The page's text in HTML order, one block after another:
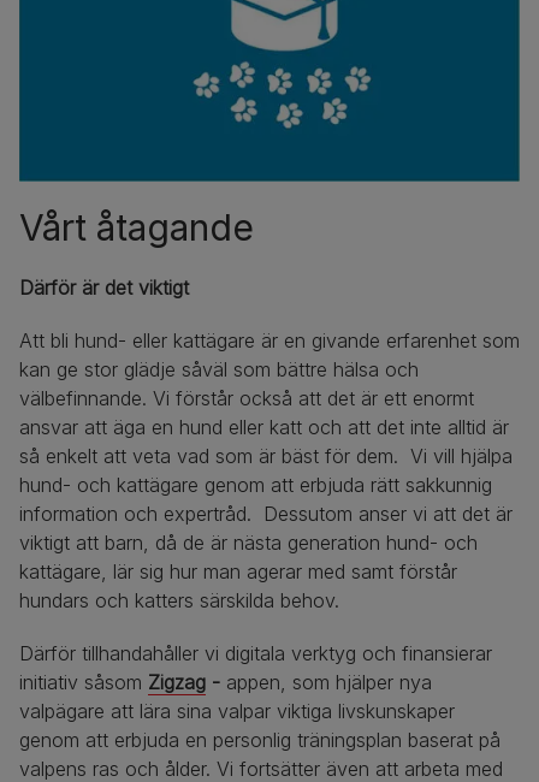
Vårt åtagande
Därför är det viktigt
Att bli hund- eller kattägare är en givande erfarenhet som
kan ge stor glädje såväl som bättre hälsa och
välbefinnande. Vi förstår också att det är ett enormt
ansvar att äga en hund eller katt och att det inte alltid är
så enkelt att veta vad som är bäst för dem. Vi vill hjälpa
hund- och kattägare genom att erbjuda rätt sakkunnig
information och expertråd. Dessutom anser vi att det är
viktigt att barn, då de är nästa generation hund- och
kattägare, lär sig hur man agerar med samt förstår
hundars och katters särskilda behov.
Därför tillhandahåller vi digitala verktyg och finansierar
initiativ såsom Zigzag - appen, som hjälper nya
valpägare att lära sina valpar viktiga livskunskaper
genom att erbjuda en personlig träningsplan baserat på
valpens ras och ålder. Vi fortsätter även att arbeta med